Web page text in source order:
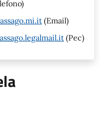
(Email)
(Pec)